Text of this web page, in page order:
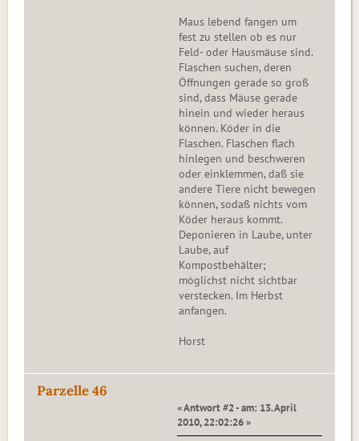
Maus lebend fangen um
fest zu stellen ob es nur
Feld- oder Hausmäuse sind.
Flaschen suchen, deren
Öffnungen gerade so groß
sind, dass Mäuse gerade
hinein und wieder heraus
können. Köder in die
Flaschen. Flaschen flach
hinlegen und beschweren
oder einklemmen, daß sie
andere Tiere nicht bewegen
können, sodaß nichts vom
Köder heraus kommt.
Deponieren in Laube, unter
Laube, auf
Kompostbehälter;
möglichst nicht sichtbar
verstecken. Im Herbst
anfangen.
Horst
Parzelle 46
« Antwort #2 - am: 13. April
2010, 22:02:26 »